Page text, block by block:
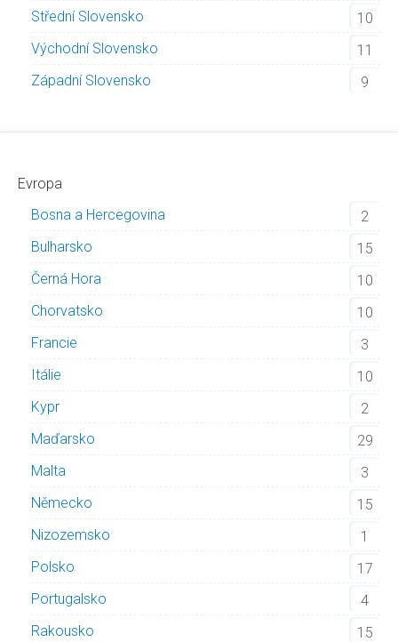
Střední Slovensko
10
Východní Slovensko
11
Západní Slovensko
9
Evropa
Bosna a Hercegovina
2
Bulharsko
15
Černá Hora
10
Chorvatsko
10
Francie
3
Itálie
10
Kypr
2
Maďarsko
29
Malta
3
Německo
15
Nizozemsko
1
Polsko
17
Portugalsko
4
Rakousko
15